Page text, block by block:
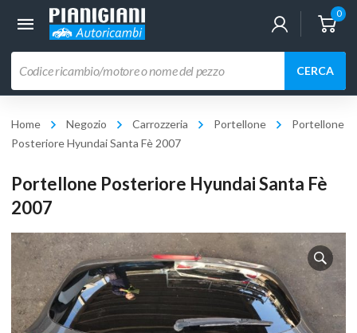
0
prodotti
CERCA
Home Negozio Carrozzeria Portellone
Portellone
Posteriore Hyundai Santa Fè 2007
Portellone Posteriore Hyundai Santa Fè
2007